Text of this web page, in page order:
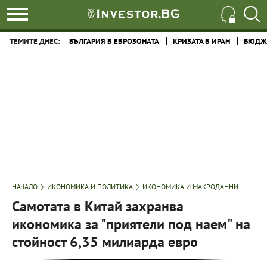
ТЕМИТЕ ДНЕС: БЪЛГАРИЯ В ЕВРОЗОНАТА КРИЗАТА В ИРАН
НАЧАЛО ИКОНОМИКА И ПОЛИТИКА ИКОНОМИКА И МАКРОДАННИ
Самотата в Китай захранва
икономика за "приятели под наем" на
стойност 6,35 милиарда евро